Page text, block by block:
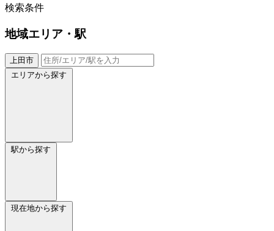
検索条件
地域エリア・駅
上田市
エリアから探す
駅から探す
現在地から探す